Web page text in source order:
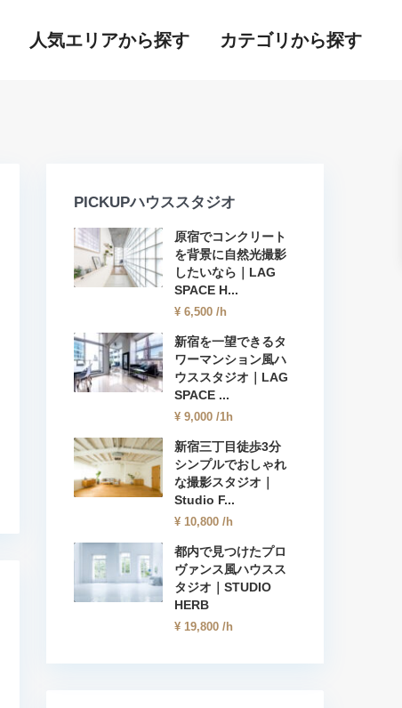
人気エリアから探す カテゴリから探す
PICKUPハウススタジオ
原宿でコンクリート
を背景に自然光撮影
したいなら｜LAG
SPACE H...
¥ 6,500 /h
新宿を一望できるタ
ワーマンション風ハ
ウススタジオ｜LAG
SPACE ...
¥ 9,000 /1h
新宿三丁目徒歩3分
シンプルでおしゃれ
な撮影スタジオ｜
Studio F...
¥ 10,800 /h
都内で見つけたプロ
ヴァンス風ハウスス
タジオ｜STUDIO
HERB
¥ 19,800 /h